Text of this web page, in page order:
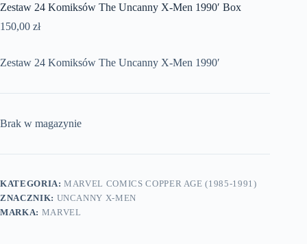
Zestaw 24 Komiksów The Uncanny X-Men 1990′ Box
150,00 zł
Zestaw 24 Komiksów The Uncanny X-Men 1990′
Brak w magazynie
KATEGORIA:MARVEL COMICS COPPER AGE (1985-1991)
ZNACZNIK: UNCANNY X-MEN
MARKA: MARVEL